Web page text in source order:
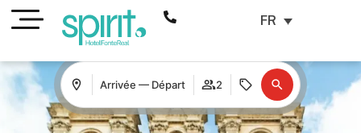
FR
Arrivée — Départ 2